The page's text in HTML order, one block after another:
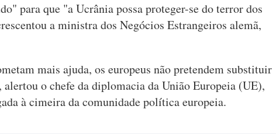
para que "a Ucrânia possa proteger-se do terror dos
a ministra dos Negócios Estrangeiros alemã,
mais ajuda, os europeus não pretendem substituir
alertou o chefe da diplomacia da União Europeia (UE),
à cimeira da comunidade política europeia.